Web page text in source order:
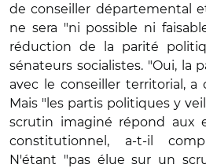
de conseiller départemental
ne sera "ni possible ni
réduction de la parité
sénateurs socialistes. "Oui, la
avec le conseiller territorial, a
Mais "les partis politiques y
scrutin imaginé répond aux
constitutionnel, a-t-il
N'étant "pas élue sur un